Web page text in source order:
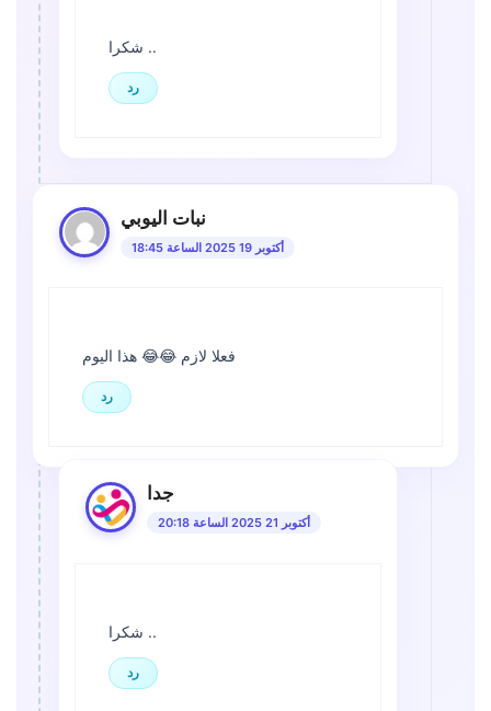
شكرا ..
رد
نبات اليوبي
أكتوبر 19 2025 الساعة 18:45
فعلا لازم 😂😂 هذا اليوم
رد
جدا
أكتوبر 21 2025 الساعة 20:18
شكرا ..
رد